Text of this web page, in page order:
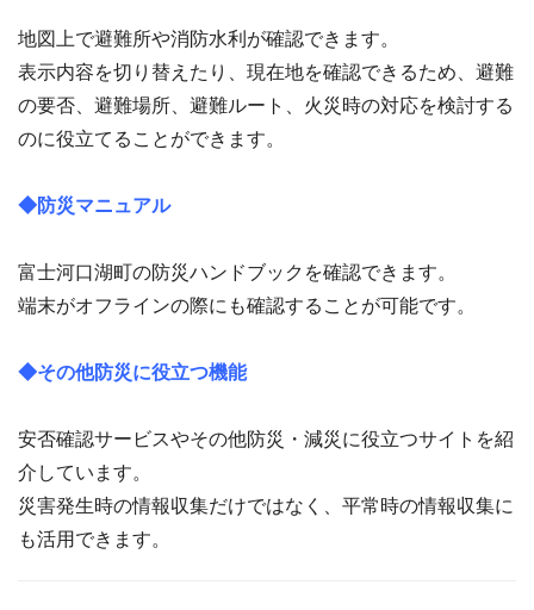
地図上で避難所や消防水利が確認できます。
表示内容を切り替えたり、現在地を確認できるため、避難
の要否、避難場所、避難ルート、火災時の対応を検討する
のに役立てることができます。
◆防災マニュアル
富士河口湖町の防災ハンドブックを確認できます。
端末がオフラインの際にも確認することが可能です。
◆その他防災に役立つ機能
安否確認サービスやその他防災・減災に役立つサイトを紹
介しています。
災害発生時の情報収集だけではなく、平常時の情報収集に
も活用できます。